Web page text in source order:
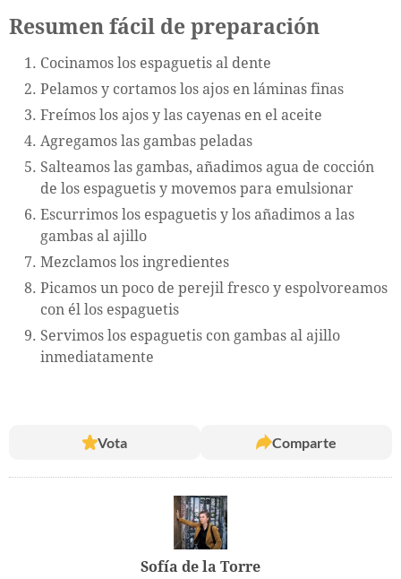
Resumen fácil de preparación
Cocinamos los espaguetis al dente
Pelamos y cortamos los ajos en láminas finas
Freímos los ajos y las cayenas en el aceite
Agregamos las gambas peladas
Salteamos las gambas, añadimos agua de cocción
de los espaguetis y movemos para emulsionar
Escurrimos los espaguetis y los añadimos a las
gambas al ajillo
Mezclamos los ingredientes
Picamos un poco de perejil fresco y espolvoreamos
con él los espaguetis
Servimos los espaguetis con gambas al ajillo
inmediatamente
Vota Comparte
Sofía de la Torre